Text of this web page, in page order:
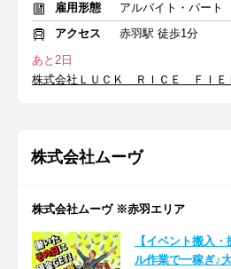
雇用形態
アルバイト・パート
アクセス
赤羽駅 徒歩1分
あと2日
株式会社ＬＵＣＫ ＲＩＣＥ ＦＩＥ
株式会社ムーヴ
株式会社ムーヴ ※赤羽エリア
【イベント搬入
ル作業で一稼ぎ♪